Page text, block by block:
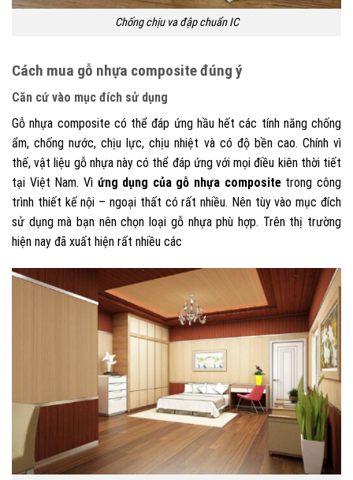
Chống chịu va đập chuẩn IC
Cách mua gỗ nhựa composite đúng ý
Căn cứ vào mục đích sử dụng
Gỗ nhựa composite có thể đáp ứng hầu hết các tính năng chống
ẩm, chống nước, chịu lực, chịu nhiệt và có độ bền cao. Chính vì
thế, vật liệu gỗ nhựa này có thể đáp ứng với mọi điều kiên thời tiết
tại Việt Nam. Vì ứng dụng của gỗ nhựa compositetrong công
trình thiết kế nội – ngoại thất có rất nhiều. Nên tùy vào mục đích
sử dụng mà bạn nên chọn loại gỗ nhựa phù hợp. Trên thị trường
hiện nay đã xuất hiện rất nhiều các